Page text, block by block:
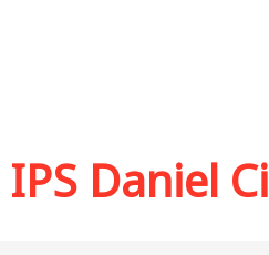
IPS Daniel